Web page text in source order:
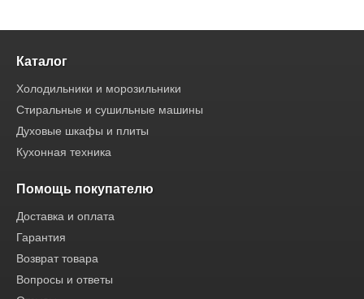
Каталог
Холодильники и морозильники
Стиральные и сушильные машины
Духовые шкафы и плиты
Кухонная техника
Помощь покупателю
Доставка и оплата
Гарантия
Возврат товара
Вопросы и ответы